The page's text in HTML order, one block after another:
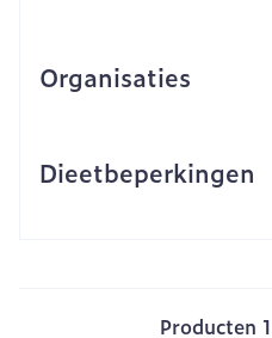
Organisaties
Dieetbeperkingen
Producten 1